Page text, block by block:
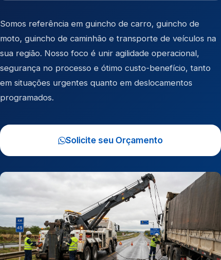
Somos referência em guincho de carro, guincho de
moto, guincho de caminhão e transporte de veículos na
sua região. Nosso foco é unir agilidade operacional,
segurança no processo e ótimo custo-benefício, tanto
em situações urgentes quanto em deslocamentos
programados.
Solicite seu Orçamento